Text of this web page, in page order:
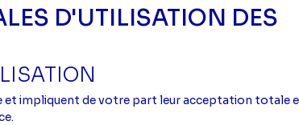
D'UTILISATION DES
et impliquent de votre part leur acceptation totale